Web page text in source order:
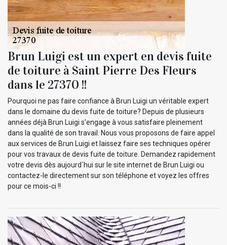
Brun Luigi est un expert en devis fuite
de toiture à Saint Pierre Des Fleurs
dans le 27370 !!
Pourquoi ne pas faire confiance à Brun Luigi un véritable expert
dans le domaine du devis fuite de toiture? Depuis de plusieurs
années déjà Brun Luigi s’engage à vous satisfaire pleinement
dans la qualité de son travail. Nous vous proposons de faire appel
aux services de Brun Luigi et laissez faire ses techniques opérer
pour vos travaux de devis fuite de toiture. Demandez rapidement
votre devis dès aujourd`hui sur le site internet de Brun Luigi ou
contactez-le directement sur son téléphone et voyez les offres
pour ce mois-ci !!